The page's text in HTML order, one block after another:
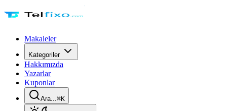
Makaleler
Kategoriler
Hakkımızda
Yazarlar
Kuponlar
Ara...⌘K